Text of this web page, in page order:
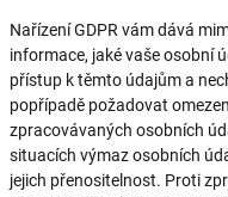
Nařízení GDPR vám dává
informace, jaké vaše osobní
přístup k těmto údajům a
popřípadě požadovat
zpracovávaných osobních
situacích výmaz osobních
jejich přenositelnost. Proti